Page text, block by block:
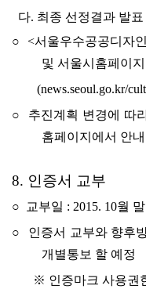
다. 최종 선정결과 발표
○ <서울우수공공디자
및 서울시홈페이지
(news.seoul.go.kr/
○ 추진계획 변경에 따
홈페이지에서 안내
8. 인증서 교부
○ 교부일 : 2015. 10월
○ 인증서 교부와 향후
개별통보 할 예정
※ 인증마크 사용권